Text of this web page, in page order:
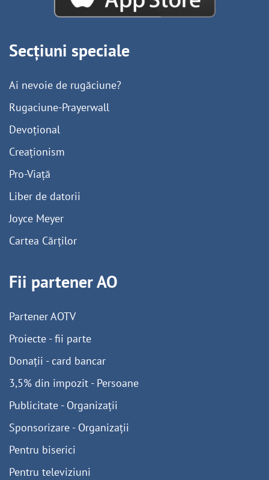
Secțiuni speciale
Ai nevoie de rugăciune?
Rugaciune-Prayerwall
Devoțional
Creaționism
Pro-Viață
Liber de datorii
Joyce Meyer
Cartea Cărților
Fii partener AO
Partener AOTV
Proiecte - fii parte
Donații - card bancar
3,5% din impozit - Persoane
Publicitate - Organizații
Sponsorizare - Organizații
Pentru biserici
Pentru televiziuni